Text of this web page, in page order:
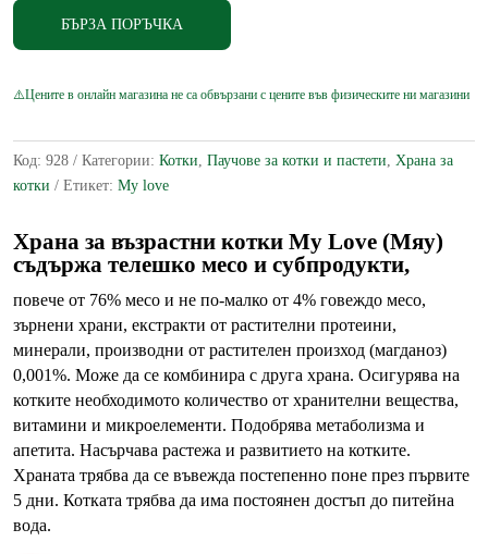
Cat
-
за
котки
с
месо
в
гр
БЪРЗА ПОРЪЧКА
Код: 928 Категории: Котки Паучове за котки и пастети Храна за
котки
Етикет: My love
Храна за възрастни котки My Love (Мяу)
съдържа телешко месо и субпродукти,
повече от 76% месо и не по-малко от 4% говеждо месо,
зърнени храни, екстракти от растителни протеини,
минерали, производни от растителен произход (магданоз)
0,001%. Може да се комбинира с друга храна. Осигурява на
котките необходимото количество от хранителни вещества,
витамини и микроелементи. Подобрява метаболизма и
апетита. Насърчава растежа и развитието на котките.
Храната трябва да се въвежда постепенно поне през първите
5 дни. Котката трябва да има постоянен достъп до питейна
вода.